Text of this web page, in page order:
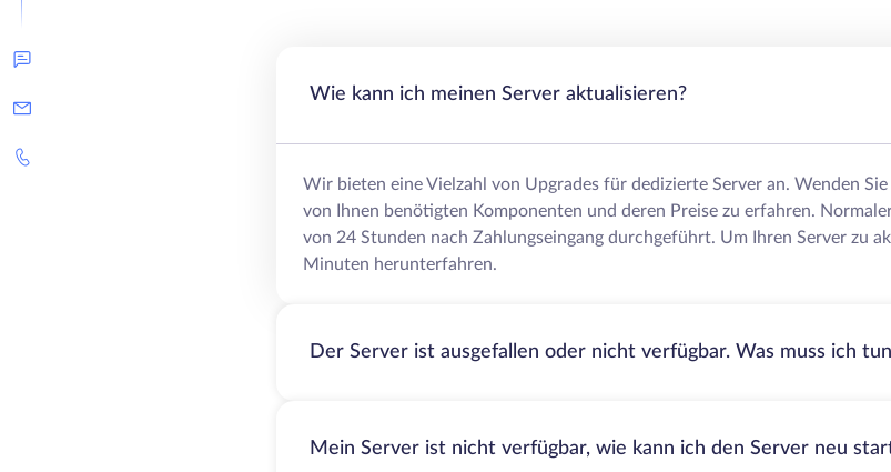
Wie kann ich meinen Server aktualisieren?
Wir bieten eine Vielzahl von Upgrades für dedizierte Server an. Wenden
von Ihnen benötigten Komponenten und deren Preise zu erfahren.
von 24 Stunden nach Zahlungseingang durchgeführt. Um Ihren Server zu
Minuten herunterfahren.
Der Server ist ausgefallen oder nicht verfügbar. Was muss ich
Mein Server ist nicht verfügbar, wie kann ich den Server neu